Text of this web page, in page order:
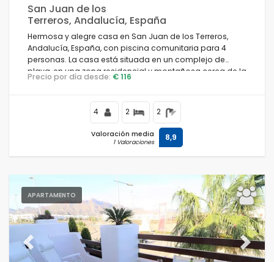
San Juan de los
Terreros, Andalucía, España
Hermosa y alegre casa en San Juan de los Terreros,
Andalucía, España, con piscina comunitaria para 4
personas. La casa está situada en un complejo de
playa, en una zona residencial y montañosa cerca de la
playa, a poca distancia de tiendas y supermercados y
Precio por día desde: € 116
4 2 2
Valoración media
1 Valoraciones 8,9
APARTAMENTO
Previous Next